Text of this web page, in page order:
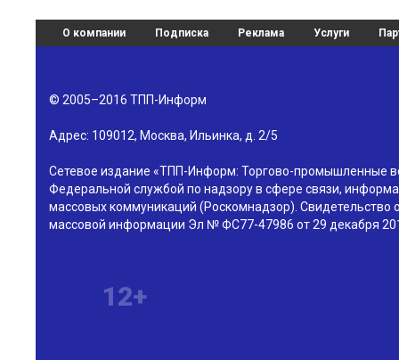
О компании Подписка Реклама Услуги
© 2005–2016 ТПП-Информ
Адрес: 109012, Москва, Ильинка, д. 2/5
Сетевое издание «ТПП-Информ: Торгово-промышленные
Федеральной службой по надзору в сфере связи,
массовых коммуникаций (Роскомнадзор). Свидетельство
массовой информации Эл № ФС77-47986 от 29 декабря
12+